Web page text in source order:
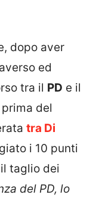
dopo aver
ed
tra il PD e il
del
tra Di
i 10 punti
taglio dei
del PD, lo